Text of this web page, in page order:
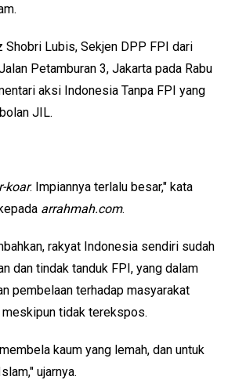
Shobri Lubis, Sekjen DPP FPI dari
Petamburan 3, Jakarta pada Rabu
aksi Indonesia Tanpa FPI yang
JIL.
koar. Impiannya terlalu besar," kata
arrahmah.com.
rakyat Indonesia sendiri sudah
dan tindak tanduk FPI, yang dalam
pembelaan terhadap masyarakat
tidak terekspos.
kaum yang lemah, dan untuk
ujarnya.